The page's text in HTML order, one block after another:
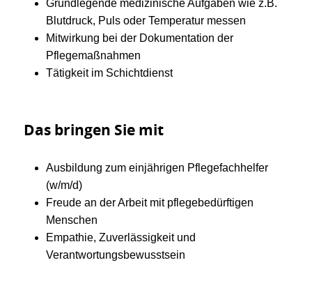
Grundlegende medizinische Aufgaben wie z.B.
Blutdruck, Puls oder Temperatur messen
Mitwirkung bei der Dokumentation der
Pflegemaßnahmen
Tätigkeit im Schichtdienst
Das bringen Sie mit
Ausbildung zum einjährigen Pflegefachhelfer
(w/m/d)
Freude an der Arbeit mit pflegebedürftigen
Menschen
Empathie, Zuverlässigkeit und
Verantwortungsbewusstsein